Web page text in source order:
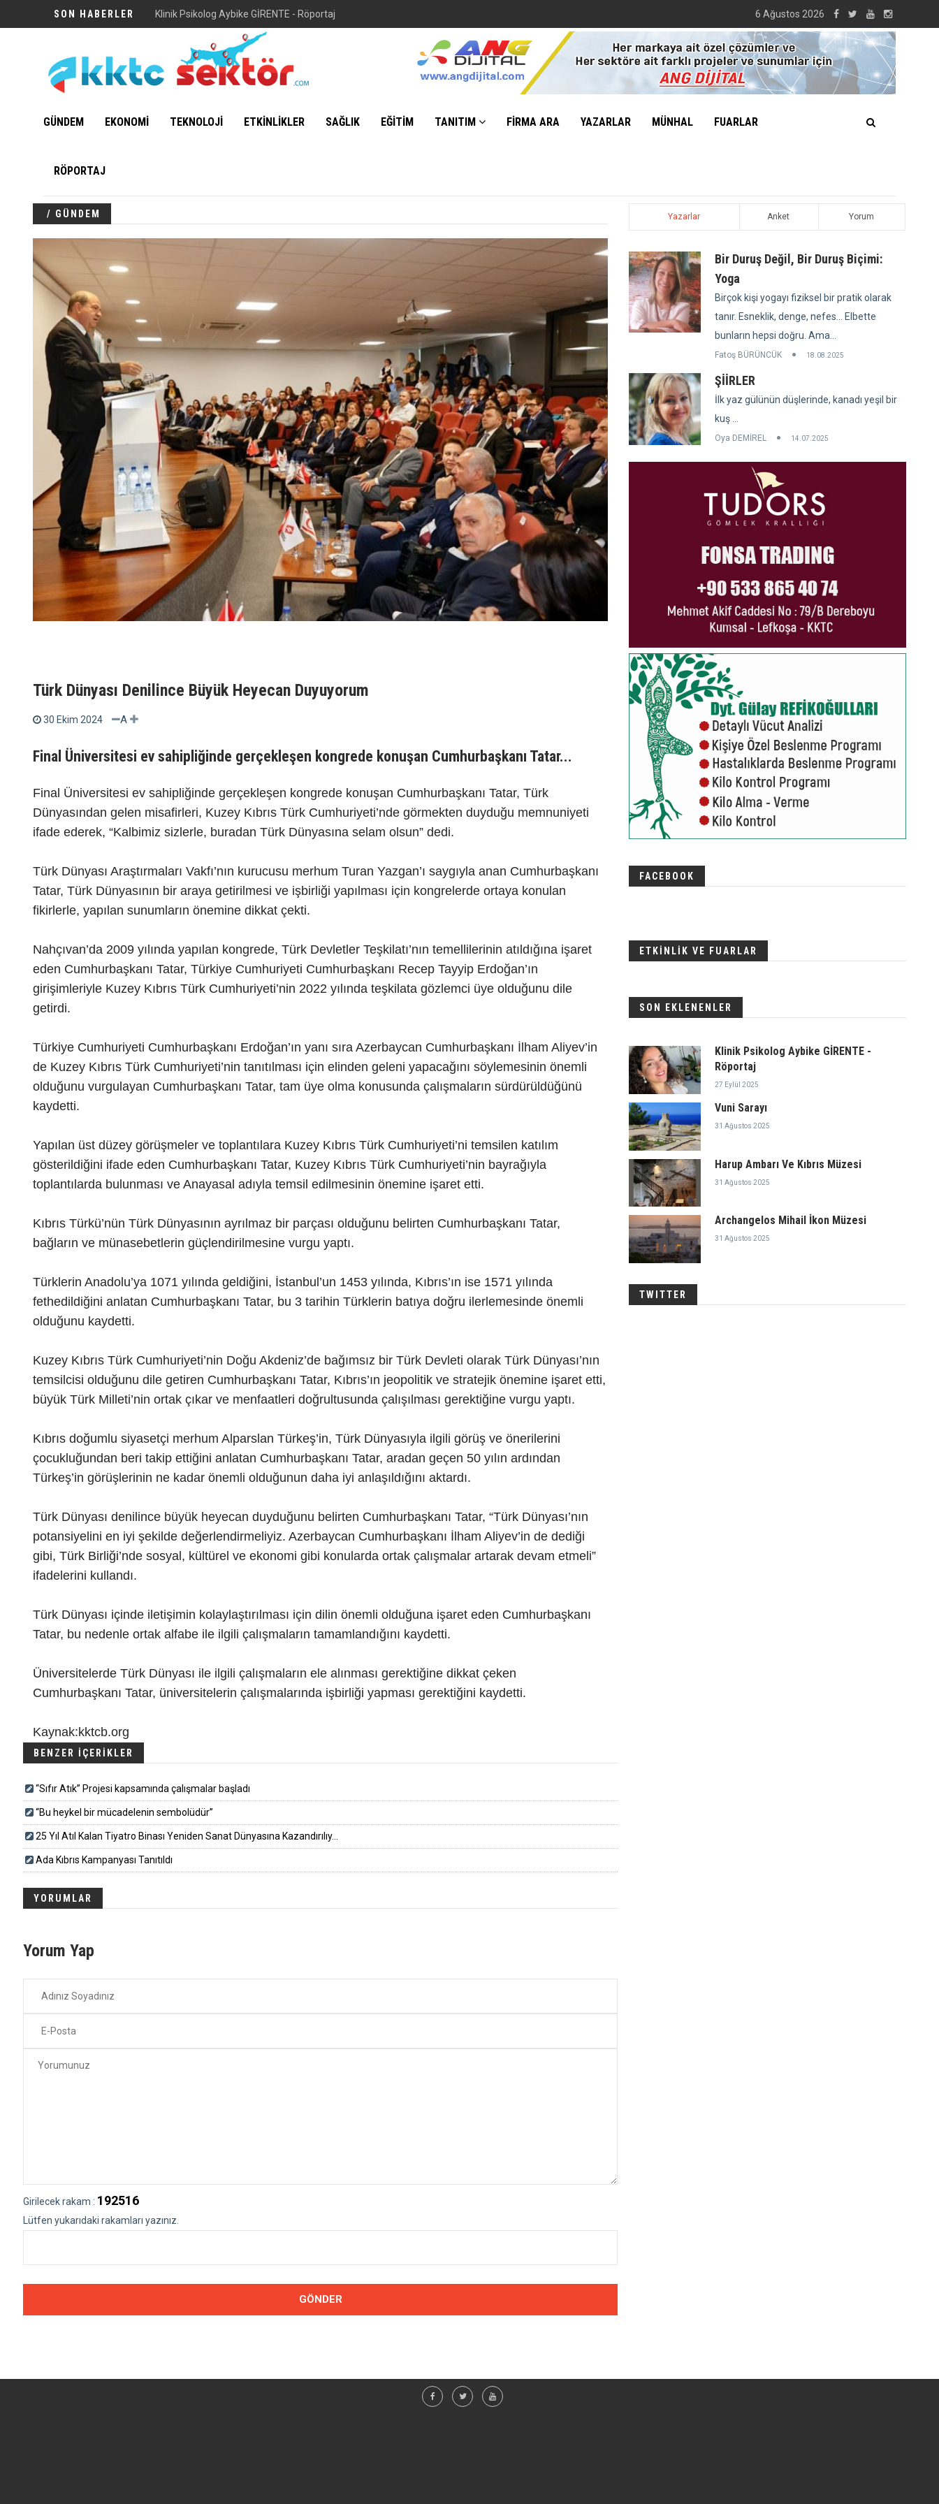
SON HABERLER Vuni Sarayı 6 Ağustos 2026
GÜNDEM EKONOMİ TEKNOLOJİ ETKİNLİKLER SAĞLIK EĞİTİM TANITIM FİRMA ARA YAZARLAR MÜNHAL FUARLAR
RÖPORTAJ
/ GÜNDEM
Türk Dünyası Denilince Büyük Heyecan Duyuyorum
30 Ekim 2024 A
Final Üniversitesi ev sahipliğinde gerçekleşen kongrede konuşan Cumhurbaşkanı Tatar...
Final Üniversitesi ev sahipliğinde gerçekleşen kongrede konuşan Cumhurbaşkanı Tatar, Türk
Dünyasından gelen misafirleri, Kuzey Kıbrıs Türk Cumhuriyeti’nde görmekten duyduğu memnuniyeti
ifade ederek, “Kalbimiz sizlerle, buradan Türk Dünyasına selam olsun” dedi.
Türk Dünyası Araştırmaları Vakfı’nın kurucusu merhum Turan Yazgan’ı saygıyla anan Cumhurbaşkanı
Tatar, Türk Dünyasının bir araya getirilmesi ve işbirliği yapılması için kongrelerde ortaya konulan
fikirlerle, yapılan sunumların önemine dikkat çekti.
Nahçıvan’da 2009 yılında yapılan kongrede, Türk Devletler Teşkilatı’nın temellilerinin atıldığına işaret
eden Cumhurbaşkanı Tatar, Türkiye Cumhuriyeti Cumhurbaşkanı Recep Tayyip Erdoğan’ın
girişimleriyle Kuzey Kıbrıs Türk Cumhuriyeti’nin 2022 yılında teşkilata gözlemci üye olduğunu dile
getirdi.
Türkiye Cumhuriyeti Cumhurbaşkanı Erdoğan’ın yanı sıra Azerbaycan Cumhurbaşkanı İlham Aliyev’in
de Kuzey Kıbrıs Türk Cumhuriyeti’nin tanıtılması için elinden geleni yapacağını söylemesinin önemli
olduğunu vurgulayan Cumhurbaşkanı Tatar, tam üye olma konusunda çalışmaların sürdürüldüğünü
kaydetti.
Yapılan üst düzey görüşmeler ve toplantılara Kuzey Kıbrıs Türk Cumhuriyeti’ni temsilen katılım
gösterildiğini ifade eden Cumhurbaşkanı Tatar, Kuzey Kıbrıs Türk Cumhuriyeti’nin bayrağıyla
toplantılarda bulunması ve Anayasal adıyla temsil edilmesinin önemine işaret etti.
Kıbrıs Türkü’nün Türk Dünyasının ayrılmaz bir parçası olduğunu belirten Cumhurbaşkanı Tatar,
bağların ve münasebetlerin güçlendirilmesine vurgu yaptı.
Türklerin Anadolu’ya 1071 yılında geldiğini, İstanbul’un 1453 yılında, Kıbrıs’ın ise 1571 yılında
fethedildiğini anlatan Cumhurbaşkanı Tatar, bu 3 tarihin Türklerin batıya doğru ilerlemesinde önemli
olduğunu kaydetti.
Kuzey Kıbrıs Türk Cumhuriyeti’nin Doğu Akdeniz’de bağımsız bir Türk Devleti olarak Türk Dünyası’nın
temsilcisi olduğunu dile getiren Cumhurbaşkanı Tatar, Kıbrıs’ın jeopolitik ve stratejik önemine işaret etti,
büyük Türk Milleti’nin ortak çıkar ve menfaatleri doğrultusunda çalışılması gerektiğine vurgu yaptı.
Kıbrıs doğumlu siyasetçi merhum Alparslan Türkeş’in, Türk Dünyasıyla ilgili görüş ve önerilerini
çocukluğundan beri takip ettiğini anlatan Cumhurbaşkanı Tatar, aradan geçen 50 yılın ardından
Türkeş’in görüşlerinin ne kadar önemli olduğunun daha iyi anlaşıldığını aktardı.
Türk Dünyası denilince büyük heyecan duyduğunu belirten Cumhurbaşkanı Tatar, “Türk Dünyası’nın
potansiyelini en iyi şekilde değerlendirmeliyiz. Azerbaycan Cumhurbaşkanı İlham Aliyev’in de dediği
gibi, Türk Birliği’nde sosyal, kültürel ve ekonomi gibi konularda ortak çalışmalar artarak devam etmeli”
ifadelerini kullandı.
Türk Dünyası içinde iletişimin kolaylaştırılması için dilin önemli olduğuna işaret eden Cumhurbaşkanı
Tatar, bu nedenle ortak alfabe ile ilgili çalışmaların tamamlandığını kaydetti.
Üniversitelerde Türk Dünyası ile ilgili çalışmaların ele alınması gerektiğine dikkat çeken
Cumhurbaşkanı Tatar, üniversitelerin çalışmalarında işbirliği yapması gerektiğini kaydetti.
Kaynak:kktcb.org
BENZER İÇERİKLER
“Sıfır Atık” Projesi kapsamında çalışmalar başladı
“Bu heykel bir mücadelenin sembolüdür”
25 Yıl Atıl Kalan Tiyatro Binası Yeniden Sanat Dünyasına Kazandırılıy...
Ada Kıbrıs Kampanyası Tanıtıldı
YORUMLAR
Yorum Yap
Girilecek rakam : 192516
Lütfen yukarıdaki rakamları yazınız.
Yazarlar Anket Yorum
Bir Duruş Değil, Bir Duruş Biçimi:
Yoga
Birçok kişi yogayı fiziksel bir pratik olarak
tanır. Esneklik, denge, nefes... Elbette
bunların hepsi doğru. Ama...
Fatoş BÜRÜNCÜK 18.08.2025
ŞİİRLER
İlk yaz gülünün düşlerinde, kanadı yeşil bir
kuş ...
Oya DEMİREL 14.07.2025
FACEBOOK
ETKİNLİK VE FUARLAR
SON EKLENENLER
Klinik Psikolog Aybike GİRENTE -
Röportaj
27 Eylül 2025
Vuni Sarayı
31 Ağustos 2025
Harup Ambarı Ve Kıbrıs Müzesi
31 Ağustos 2025
Archangelos Mihail İkon Müzesi
31 Ağustos 2025
TWITTER